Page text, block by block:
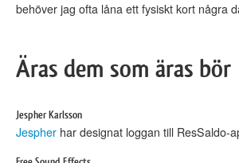
behöver jag ofta låna ett fysiskt kort några
Äras dem som äras bör
Jespher Karlsson
Jespher har designat loggan till ResSaldo-